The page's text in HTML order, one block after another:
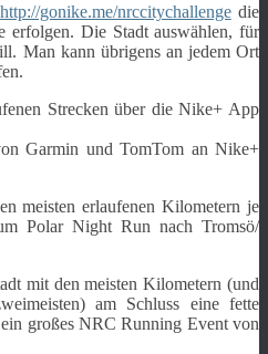
http://gonike.me/nrccitychallengedie
erfolgen. Die Stadt auswählen, für
Man kann übrigens an jedem Ort
Strecken über die Nike+ App
Garmin und TomTom an Nike+
meisten erlaufenen Kilometern je
Polar Night Run nach Tromsö/
mit den meisten Kilometern (und
am Schluss eine fette
großes NRC Running Event von